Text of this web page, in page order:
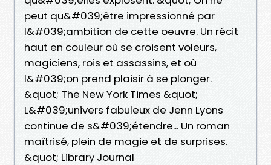
peut qu&#039;être impressionné par
l&#039;ambition de cette oeuvre. Un récit
haut en couleur où se croisent voleurs,
magiciens, rois et assassins, et où
l&#039;on prend plaisir à se plonger.
&quot; The New York Times &quot;
L&#039;univers fabuleux de Jenn Lyons
continue de s&#039;étendre... Un roman
maîtrisé, plein de magie et de surprises.
&quot; Library Journal